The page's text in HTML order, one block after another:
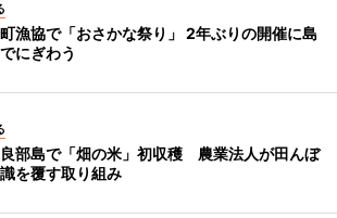
漁協で「おさかな祭り」 2年ぶりの開催に島
にぎわう
部島で「畑の米」初収穫 農業法人が田んぼ
を覆す取り組み